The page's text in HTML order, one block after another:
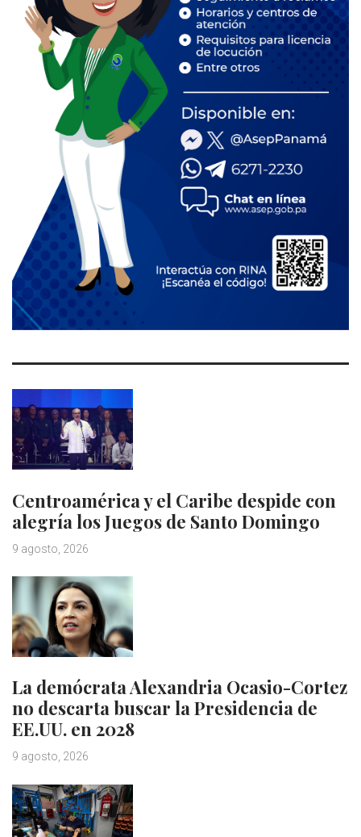
Centroamérica y el Caribe despide con
alegría los Juegos de Santo Domingo
9 agosto, 2026
La demócrata Alexandria Ocasio-Cortez
no descarta buscar la Presidencia de
EE.UU. en 2028
9 agosto, 2026